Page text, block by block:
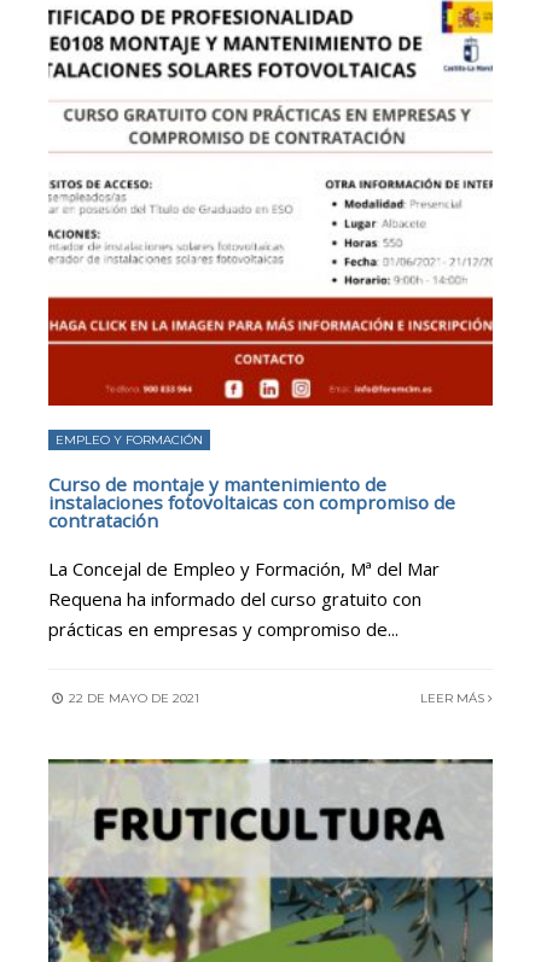
EMPLEO Y FORMACIÓN
Curso de montaje y mantenimiento de
instalaciones fotovoltaicas con compromiso de
contratación
La Concejal de Empleo y Formación, Mª del Mar
Requena ha informado del curso gratuito con
prácticas en empresas y compromiso de...
22 DE MAYO DE 2021 LEER MÁS